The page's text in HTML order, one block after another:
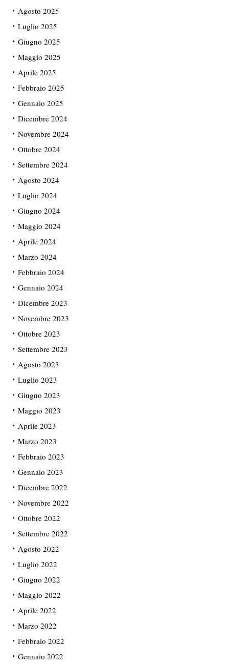
Agosto 2025
Luglio 2025
Giugno 2025
Maggio 2025
Aprile 2025
Febbraio 2025
Gennaio 2025
Dicembre 2024
Novembre 2024
Ottobre 2024
Settembre 2024
Agosto 2024
Luglio 2024
Giugno 2024
Maggio 2024
Aprile 2024
Marzo 2024
Febbraio 2024
Gennaio 2024
Dicembre 2023
Novembre 2023
Ottobre 2023
Settembre 2023
Agosto 2023
Luglio 2023
Giugno 2023
Maggio 2023
Aprile 2023
Marzo 2023
Febbraio 2023
Gennaio 2023
Dicembre 2022
Novembre 2022
Ottobre 2022
Settembre 2022
Agosto 2022
Luglio 2022
Giugno 2022
Maggio 2022
Aprile 2022
Marzo 2022
Febbraio 2022
Gennaio 2022